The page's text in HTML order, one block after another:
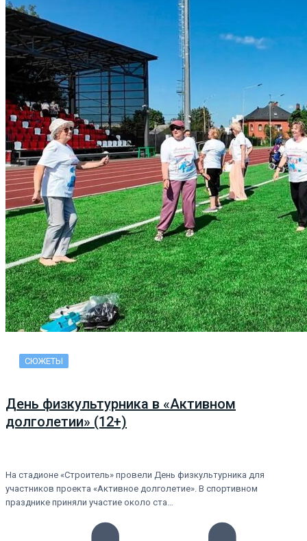
СЮЖЕТЫ
День физкультурника в «Активном
долголетии» (12+)
На стадионе «Строитель» провели День физкультурника для
участников проекта «Активное долголетие». В спортивном
празднике приняли участие около ста…